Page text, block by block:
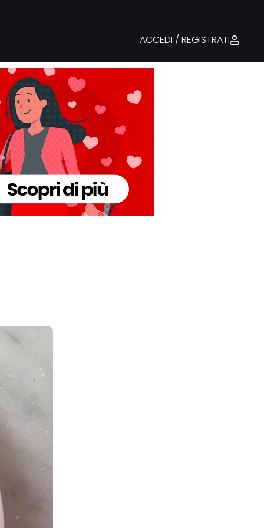
ACCEDI / REGISTRATI